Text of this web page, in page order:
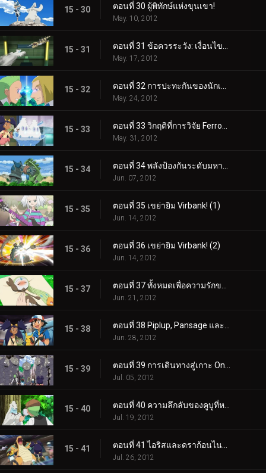
15 - 30 ตอนที่ 30 ผู้พิทักษ์แห่งขุนเขา!
May. 10, 2012
15 - 31
May. 17, 2012
15 - 32
May. 24, 2012
15 - 33
May. 31, 2012
15 - 34
Jun. 07, 2012
15 - 35 ตอนที่ 35 เขย่ายิม Virbank! (1)
Jun. 14, 2012
15 - 36 ตอนที่ 36 เขย่ายิม Virbank! (2)
Jun. 14, 2012
15 - 37
Jun. 21, 2012
15 - 38
Jun. 28, 2012
15 - 39
Jul. 05, 2012
15 - 40
Jul. 19, 2012
15 - 41
Jul. 26, 2012